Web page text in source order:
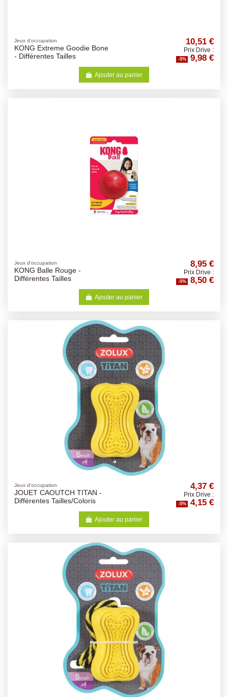
Jeux d'occupation
KONG Extreme Goodie Bone
- Différentes Tailles
10,51 €
Prix Drive :
-5% 9,98 €
Ajouter au panier
Jeux d'occupation
KONG Balle Rouge -
Différentes Tailles
8,95 €
Prix Drive :
-5% 8,50 €
Ajouter au panier
Jeux d'occupation
JOUET CAOUTCH TITAN -
Différentes Tailles/Coloris
4,37 €
Prix Drive :
-5% 4,15 €
Ajouter au panier